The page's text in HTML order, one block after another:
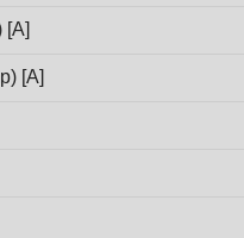
[A]
[A]